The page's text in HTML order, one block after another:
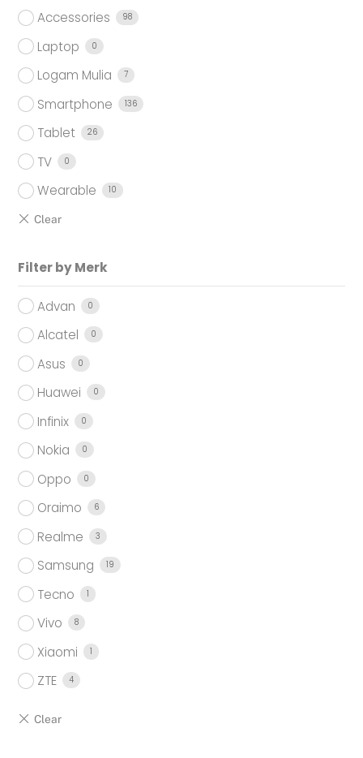
Accessories 98
Laptop 0
Logam Mulia 7
Smartphone 136
Tablet 26
TV 0
Wearable 10
Filter by Merk
Advan 0
Alcatel 0
Asus 0
Huawei 0
Infinix 0
Nokia 0
Oppo 0
Oraimo 6
Realme 3
Samsung 19
Tecno 1
Vivo 8
Xiaomi 1
ZTE 4